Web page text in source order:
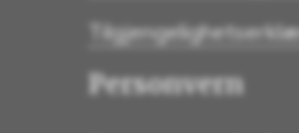
Personvern